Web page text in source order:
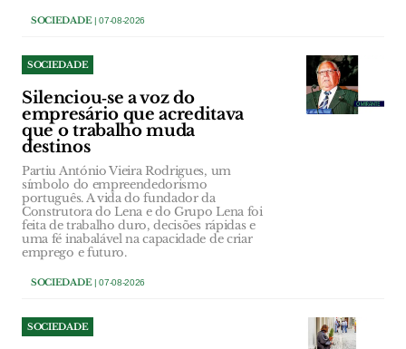
SOCIEDADE| 07-08-2026
SOCIEDADE
Silenciou‑se a voz do
empresário que acreditava
que o trabalho muda
destinos
Partiu António Vieira Rodrigues, um
símbolo do empreendedorismo
português. A vida do fundador da
Construtora do Lena e do Grupo Lena foi
feita de trabalho duro, decisões rápidas e
uma fé inabalável na capacidade de criar
emprego e futuro.
SOCIEDADE| 07-08-2026
SOCIEDADE